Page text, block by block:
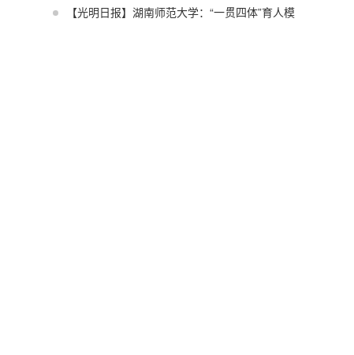
【光明日报】湖南师范大学：“一贯四体”育人模